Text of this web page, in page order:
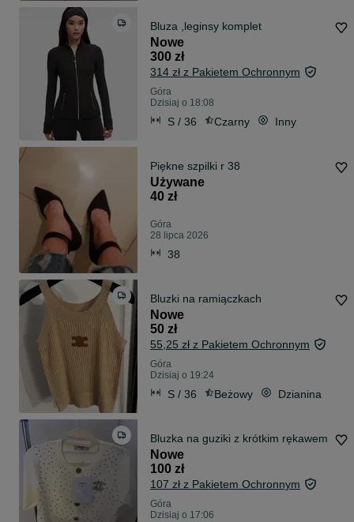
Bluza ,leginsy komplet
Nowe
300 zł
314 zł z Pakietem Ochronnym
Góra
Dzisiaj o 18:08
S / 36 Czarny Inny
Piękne szpilki r 38
Używane
40 zł
Góra
28 lipca 2026
38
Bluzki na ramiączkach
Nowe
50 zł
55,25 zł z Pakietem Ochronnym
Góra
Dzisiaj o 19:24
S / 36 Beżowy Dzianina
Bluzka na guziki z krótkim rękawem
Nowe
100 zł
107 zł z Pakietem Ochronnym
Góra
Dzisiaj o 17:06